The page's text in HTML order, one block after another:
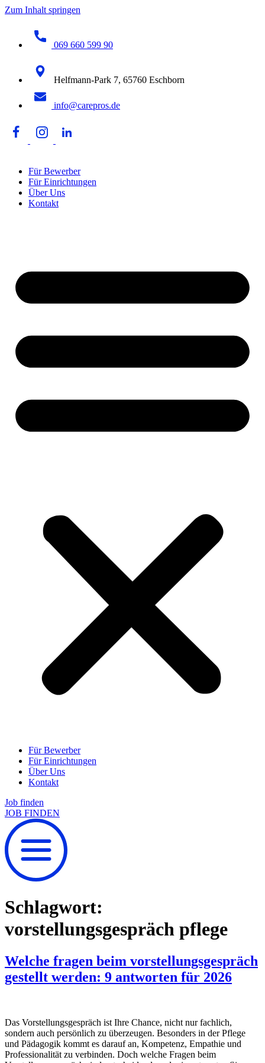
Zum Inhalt springen
069 660 599 90
Helfmann-Park 7, 65760 Eschborn
info@carepros.de
Für Bewerber
Für Einrichtungen
Über Uns
Kontakt
Für Bewerber
Für Einrichtungen
Über Uns
Kontakt
Job finden
JOB FINDEN
Schlagwort:
vorstellungsgespräch pflege
Welche fragen beim vorstellungsgespräch
gestellt werden: 9 antworten für 2026
Das Vorstellungsgespräch ist Ihre Chance, nicht nur fachlich,
sondern auch persönlich zu überzeugen. Besonders in der Pflege
und Pädagogik kommt es darauf an, Kompetenz, Empathie und
Professionalität zu verbinden. Doch welche Fragen beim